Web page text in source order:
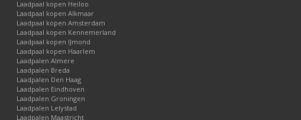
Laadpaal kopen Heiloo
Laadpaal kopen Alkmaar
Laadpaal kopen Amsterdam
Laadpaal kopen Kennemerland
Laadpaal kopen IJmond
Laadpaal kopen Haarlem
Laadpalen Almere
Laadpalen Breda
Laadpalen Den Haag
Laadpalen Eindhoven
Laadpalen Groningen
Laadpalen Lelystad
Laadpalen Maastricht